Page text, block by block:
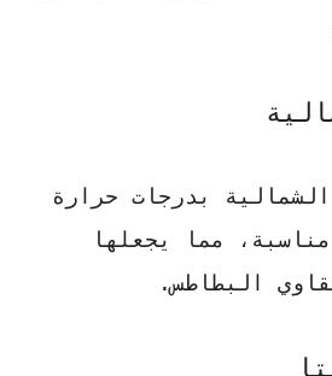
بدرجات حرارة
مما يجعلها
البطاطس.